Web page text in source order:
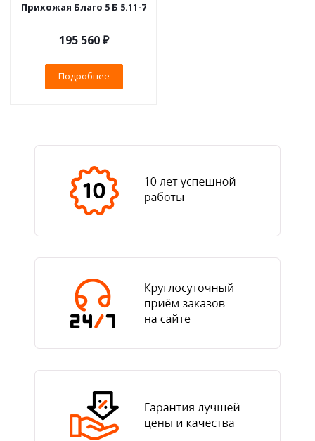
Прихожая Благо 5 Б 5.11-7
195 560 ₽
Подробнее